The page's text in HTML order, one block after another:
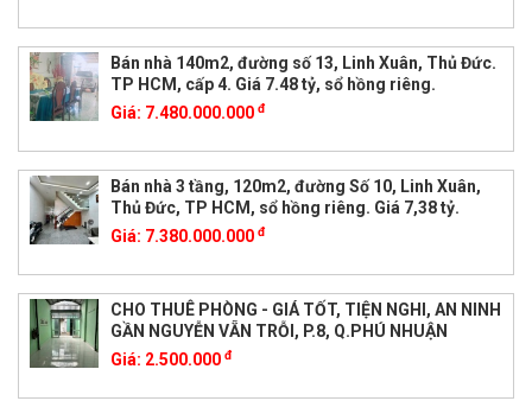
Bán nhà 140m2, đường số 13, Linh Xuân, Thủ Đức.
TP HCM, cấp 4. Giá 7.48 tỷ, sổ hồng riêng.
Giá: 7.480.000.000 đ
Bán nhà 3 tầng, 120m2, đường Số 10, Linh Xuân,
Thủ Đức, TP HCM, sổ hồng riêng. Giá 7,38 tỷ.
Giá: 7.380.000.000 đ
CHO THUÊ PHÒNG - GIÁ TỐT, TIỆN NGHI, AN NINH
GẦN NGUYỄN VẴN TRỖI, P.8, Q.PHÚ NHUẬN
Giá: 2.500.000 đ